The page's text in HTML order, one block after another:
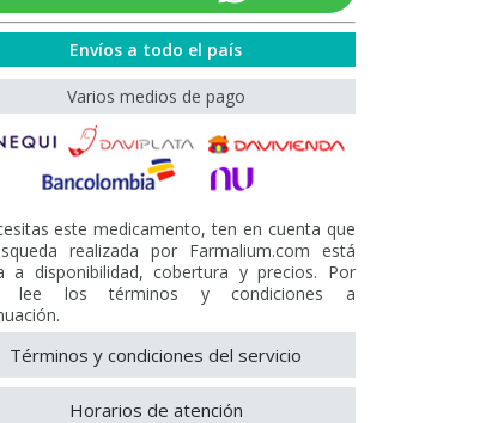
Envíos a todo el país
Varios medios de pago
este medicamento, ten en cuenta que
realizada por Farmalium.com está
a disponibilidad, cobertura y precios. Por
lee los términos y condiciones a
Términos y condiciones del servicio
Horarios de atención